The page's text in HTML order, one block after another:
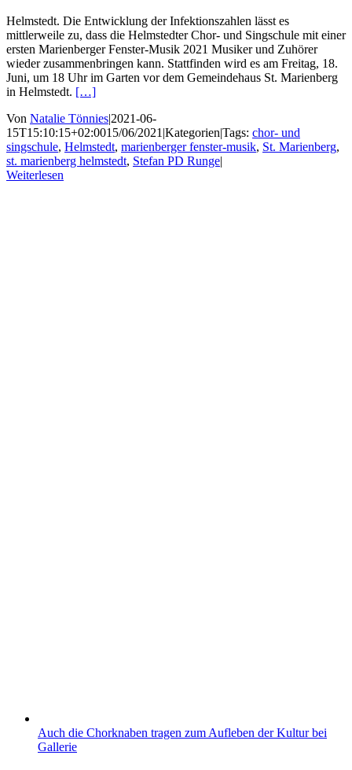
Helmstedt. Die Entwicklung der Infektionszahlen lässt es
mittlerweile zu, dass die Helmstedter Chor- und Singschule mit einer
ersten Marienberger Fenster-Musik 2021 Musiker und Zuhörer
wieder zusammenbringen kann. Stattfinden wird es am Freitag, 18.
Juni, um 18 Uhr im Garten vor dem Gemeindehaus St. Marienberg
in Helmstedt. […]
Von Natalie Tönnies|2021-06-
15T15:10:15+02:0015/06/2021 |Kategorien|Tags: chor- und
singschule, Helmstedt, marienberger fenster-musik, St. Marienberg,
st. marienberg helmstedt, Stefan PD Runge|
Weiterlesen
Auch die Chorknaben tragen zum Aufleben der Kultur bei
Gallerie